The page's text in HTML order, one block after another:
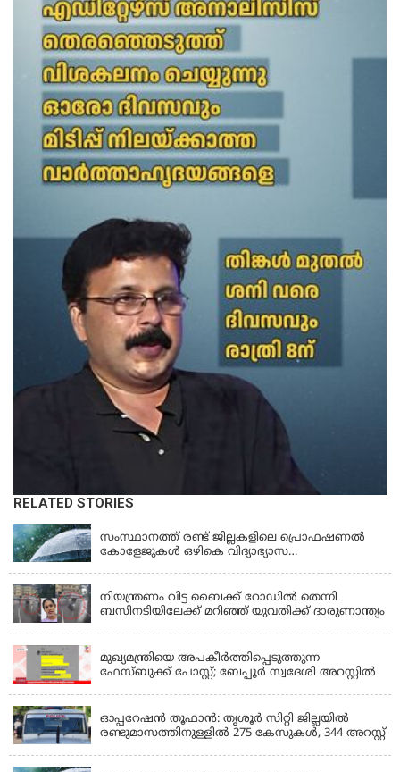
RELATED STORIES
KERALA
സംസ്ഥാനത്ത് രണ്ട് ജില്ലകളിലെ പ്രൊഫഷണൽ
കോളേജുകൾ ഒഴികെ വിദ്യാഭ്യാസ
നിയന്ത്രണം വിട്ട ബൈക്ക് റോഡിൽ തെന്നി
ബസിനടിയിലേക്ക് മറിഞ്ഞ് യുവതിക്ക് ദാരുണാന്ത്യം
മുഖ്യമന്ത്രിയെ അപകീർത്തിപ്പെടുത്തുന്ന
ഫേസ്‌ബുക്ക് പോസ്റ്റ്; ബേപ്പൂർ സ്വദേശി അറസ്റ്റിൽ
ഓപ്പറേഷൻ തൂഫാൻ: തൃശൂർ സിറ്റി ജില്ലയിൽ
രണ്ടുമാസത്തിനുള്ളിൽ 275 കേസുകൾ, 344 അറസ്റ്റ്